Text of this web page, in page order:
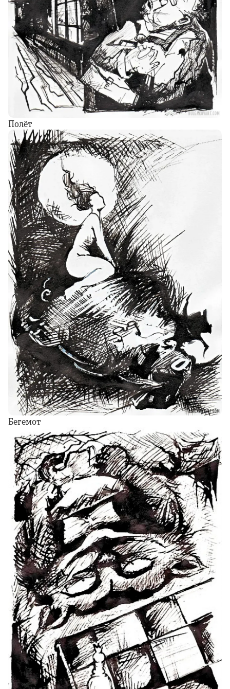
Полёт
Бегемот